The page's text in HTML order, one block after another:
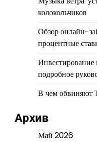
колокольчиков
Обзор онлайн-
процентные
Инвестирование
подробное
В чем обвиняют
Архив
Май 2026